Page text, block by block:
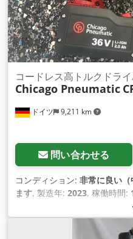
ドイツ 9,211 km
コードレス高トルクドラ
Chicago Pneumatic
問い合わせる
コンディション: 非常に良い（
ます, 製造年: 2023, 稼働時間:
, テスト済みで
ントリから: Csdpfx Agov
高トルクレンチ CP8603 充